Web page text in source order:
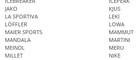
JAKO
KJUS
LA SPORTIVA
LEKI
LÖFFLER
LOWA
MAIER SPORTS
MAMMUT
MANDALA
MARTINI
MEINDL
MERU
MILLET
NIKE